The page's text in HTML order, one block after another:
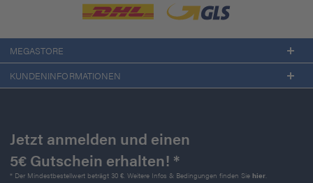
MEGASTORE
KUNDENINFORMATIONEN
Jetzt anmelden und einen
5€ Gutschein erhalten! *
* Der Mindestbestellwert beträgt 30 €. Weitere Infos & Bedingungen finden Sie hier.